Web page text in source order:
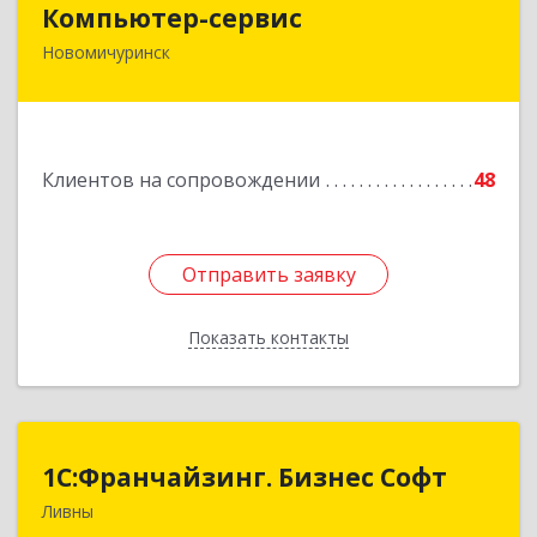
Компьютер-сервис
Новомичуринск
Клиентов на сопровождении 48
Отправить заявку
Показать контакты
391160, Рязанская обл, Пронский р-н,
Подробнее
Отправить заявку
Назад
1C:Франчайзинг. Бизнес Софт
Ливны
1C:Франчайзинг. Бизнес Софт
303851, Орловская обл, Ливны г, Гайдара ул,